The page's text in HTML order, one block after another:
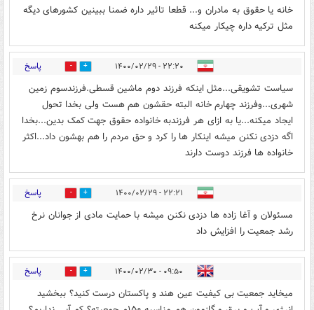
خانه یا حقوق به مادران و... قطعا تاثیر داره ضمنا ببینین کشورهای دیگه
مثل ترکیه داره چیکار میکنه
۲۲:۲۰ - ۱۴۰۰/۰۲/۲۹ 3 پاسخ
سیاست تشویقی...مثل اینکه فرزند دوم ماشین قسطی.فرزندسوم زمین
شهری...وفرزند چهارم خانه البته حقشون هم هست ولی بخدا تحول
ایجاد میکنه...یا به ازای هر فرزندبه خانواده حقوق جهت کمک بدین...بخدا
اگه دزدی نکنن میشه اینکار ها را کرد و حق مردم را هم بهشون داد...اکثر
خانواده ها فرزند دوست دارند
۲۲:۲۱ - ۱۴۰۰/۰۲/۲۹ 3 پاسخ
مسئولان و آغا زاده ها دزدی نکنن میشه با حمایت مادی از جوانان نرخ
رشد جمعیت را افزایش داد
۰۹:۵۰ - ۱۴۰۰/۰۲/۳۰ 5 پاسخ
میخاید جمعیت بی کیفیت عین هند و پاکستان درست کنید؟ ببخشید